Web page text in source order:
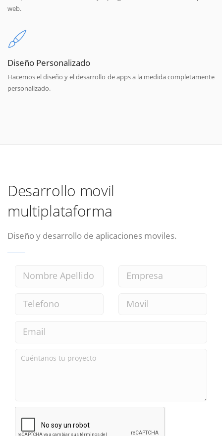
web.
Diseño Personalizado
Hacemos el diseño y el desarrollo de apps a la medida completamente
personalizado.
Desarrollo movil
multiplataforma
Diseño y desarrollo de aplicaciones moviles.